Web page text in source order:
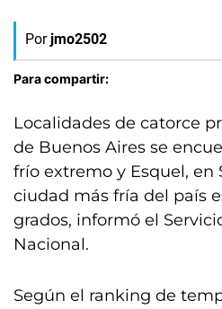
Por jmo2502
Para compartir:
Localidades de catorce
de Buenos Aires se
frío extremo y Esquel, en
ciudad más fría del país
grados, informó el
Nacional.
Según el ranking de